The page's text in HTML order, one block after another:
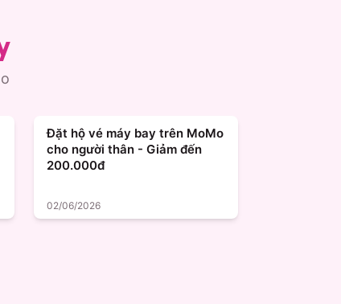
Đặt hộ vé máy bay trên MoMo
cho người thân - Giảm đến
200.000đ
02/06/2026